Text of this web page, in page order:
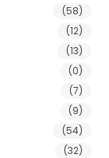
(58)
(12)
(13)
(0)
(7)
(9)
(54)
(32)